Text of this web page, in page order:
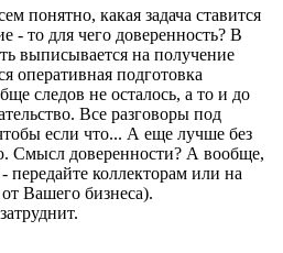
понятно, какая задача ставится
- то для чего доверенность? В
выписывается на получение
оперативная подготовка
следов не осталось, а то и до
Все разговоры под
если что... А еще лучше без
Смысл доверенности? А вообще,
коллекторам или на
Вашего бизнеса).